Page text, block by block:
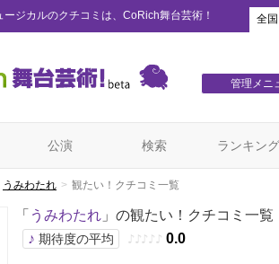
ージカルのクチコミは、CoRich舞台芸術！ 全国
管理メニ
公演 検索 ランキング
うみわたれ 観たい！クチコミ一覧
「 うみわたれ 」の観たい！クチコミ一覧
♪ 期待度の平均 ♪ ♪ ♪ ♪ ♪ 0.0